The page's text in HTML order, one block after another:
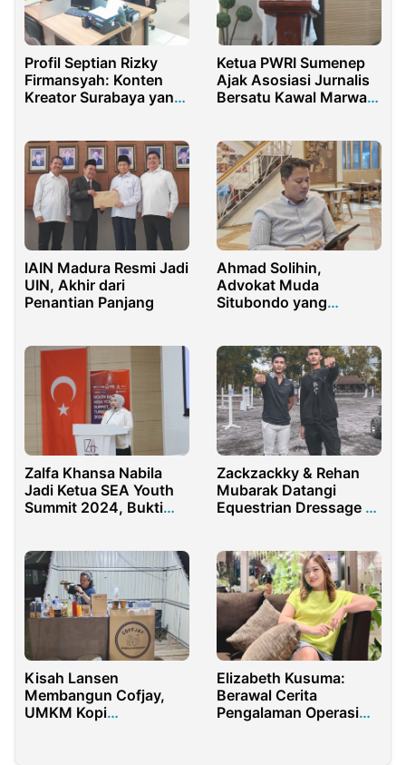
Profil Septian Rizky
Firmansyah: Konten
Kreator Surabaya yang
Ketua PWRI Sumenep
Ajak Asosiasi Jurnalis
Bersatu Kawal Marwah
IAIN Madura Resmi Jadi
UIN, Akhir dari
Penantian Panjang
Ahmad Solihin,
Advokat Muda
Situbondo yang
Zalfa Khansa Nabila
Jadi Ketua SEA Youth
Summit 2024, Bukti
Zackzackky & Rehan
Mubarak Datangi
Equestrian Dressage &
Kisah Lansen
Membangun Cofjay,
UMKM Kopi
Elizabeth Kusuma:
Berawal Cerita
Pengalaman Operasi